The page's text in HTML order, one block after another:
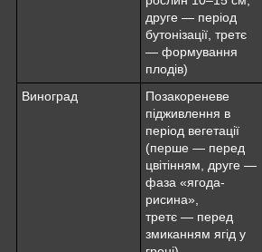
друге — період
бутонізації, третє
— формування
плодів)
Виноград
Позакореневе
підживлення в
період вегетації
(перше — перед
цвітінням, друге —
фаза «ягода-
рисина»,
третє — перед
змиканням ягід у